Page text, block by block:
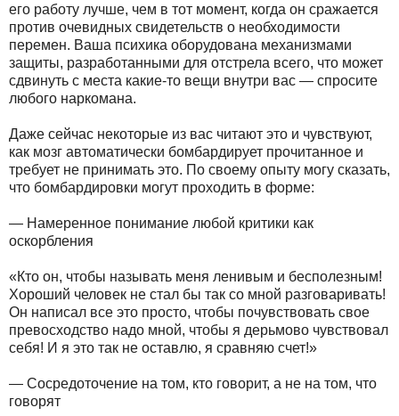
его работу лучше, чем в тот момент, когда он сражается
против очевидных свидетельств о необходимости
перемен. Ваша психика оборудована механизмами
защиты, разработанными для отстрела всего, что может
сдвинуть с места какие-то вещи внутри вас — спросите
любого наркомана.
Даже сейчас некоторые из вас читают это и чувствуют,
как мозг автоматически бомбардирует прочитанное и
требует не принимать это. По своему опыту могу сказать,
что бомбардировки могут проходить в форме:
— Намеренное понимание любой критики как
оскорбления
«Кто он, чтобы называть меня ленивым и бесполезным!
Хороший человек не стал бы так со мной разговаривать!
Он написал все это просто, чтобы почувствовать свое
превосходство надо мной, чтобы я дерьмово чувствовал
себя! И я это так не оставлю, я сравняю счет!»
— Сосредоточение на том, кто говорит, а не на том, что
говорят